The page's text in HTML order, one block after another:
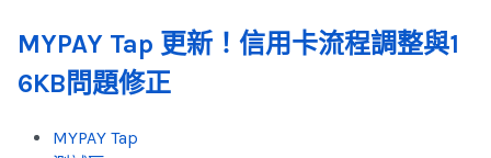
MYPAY Tap 更新！信用卡流程調整與1
6KB問題修正
MYPAY Tap